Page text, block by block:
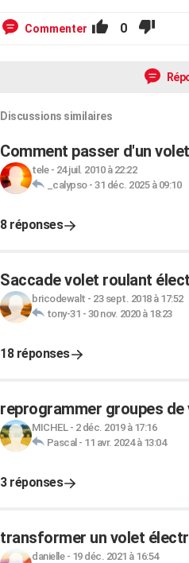
Commenter 0
Discussions similaires
Comment passer d'un
tele- 24 juil. 2010 à 22:22
_calypso- 31 déc. 2025 à 09:10
8 réponses
Saccade volet roulant
bricodewalt - 23 sept. 2018 à 17:52
tony-31 - 30 nov. 2020 à 18:23
18 réponses
reprogrammer groupes
MICHEL- 2 déc. 2019 à 17:16
Pascal - 11 avr. 2024 à 13:04
3 réponses
transformer un volet
danielle- 19 déc. 2021 à 16:54